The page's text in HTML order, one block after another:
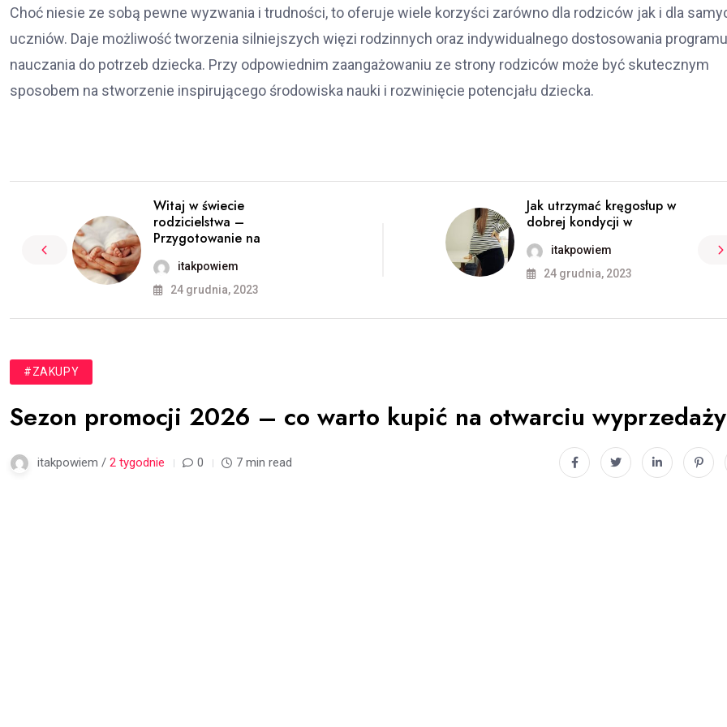
Choć niesie ze sobą pewne wyzwania i trudności, to oferuje wiele korzyści zarówno dla rodziców jak i dla
uczniów. Daje możliwość tworzenia silniejszych więzi rodzinnych oraz indywidualnego dostosowania programu
nauczania do potrzeb dziecka. Przy odpowiednim zaangażowaniu ze strony rodziców może być skutecznym
sposobem na stworzenie inspirującego środowiska nauki i rozwinięcie potencjału dziecka.
Witaj w świecie
rodzicielstwa –
Przygotowanie na
itakpowiem
24 grudnia, 2023
Jak utrzymać kręgosłup w
dobrej kondycji w
itakpowiem
24 grudnia, 2023
#ZAKUPY
Sezon promocji 2026 – co warto kupić na otwarciu
itakpowiem / 2 tygodnie 0 7 min read